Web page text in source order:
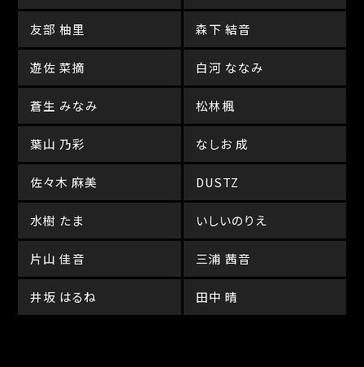
友部 柚里 森下 結音
遊佐 菜摘 白河 ななみ
蒼生 みなみ 松林楓
葉山 乃彩 なしお 成
佐々木 麻美 DUSTZ
水樹 たま いしいのりえ
片山 佳音 三浦 茜音
井坂 はるね 田中 晴